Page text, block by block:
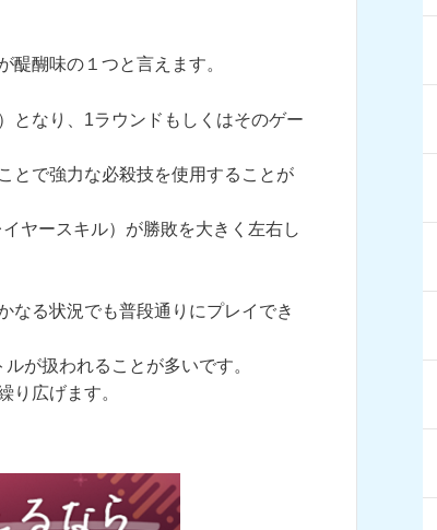
醍醐味の１つと言えます。
となり、1ラウンドもしくはそのゲー
とで強力な必殺技を使用することが
ヤースキル）が勝敗を大きく左右し
なる状況でも普段通りにプレイでき
が扱われることが多いです。
り広げます。